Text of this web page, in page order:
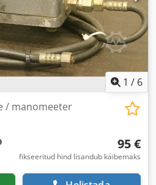
1 / 6
/ manomeeter
95 €
fikseeritud hind lisandub käibemaks